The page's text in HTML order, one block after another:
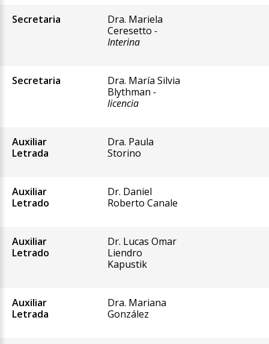
Secretaria
Dra. Mariela
Ceresetto -
Interina
Secretaria
Dra. María Silvia
Blythman -
licencia
Auxiliar
Letrada
Dra. Paula
Storino
Auxiliar
Letrado
Dr. Daniel
Roberto Canale
Auxiliar
Letrado
Dr. Lucas Omar
Liendro
Kapustik
Auxiliar
Letrada
Dra. Mariana
González